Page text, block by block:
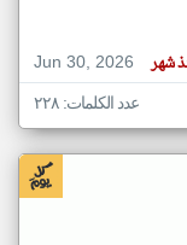
Jun 30, 2026
شهر
عدد الكلمات: ٢٢٨